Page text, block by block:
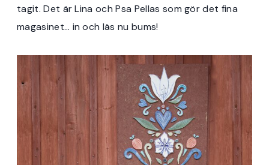
tagit. Det är Lina och Psa Pellas som gör det fina
magasinet… in och läs nu bums!